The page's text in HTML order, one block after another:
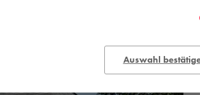
Auswahl